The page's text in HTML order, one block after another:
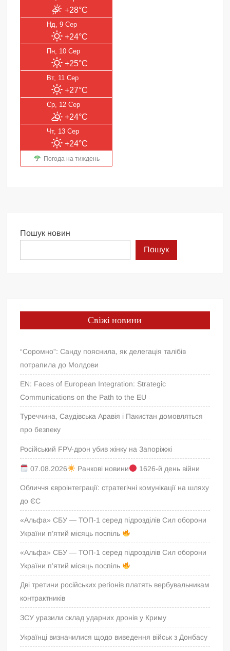
+28°C
Нд, 9 Сер
+24°C
Пн, 10 Сер
+25°C
Вт, 11 Сер
+27°C
Ср, 12 Сер
+24°C
Чт, 13 Сер
+24°C
Погода на тиждень
Пошук новин
Пошук
Свіжі новини
“Соромно”: Санду пояснила, як делегація талібів
потрапила до Молдови
EN: Faces of European Integration: Strategic
Communications on the Path to the EU
Туреччина, Саудівська Аравія і Пакистан домовляться
про безпеку
Російський FPV-дрон убив жінку на Запоріжжі
07.08.2026 Ранкові новини 1626-й день війни
Обличчя євроінтеграції: стратегічні комунікації на шляху
до ЄС
«Альфа» СБУ — ТОП-1 серед підрозділів Сил оборони
України п’ятий місяць поспіль
«Альфа» СБУ — ТОП-1 серед підрозділів Сил оборони
України п’ятий місяць поспіль
Дві третини російських регіонів платять вербувальникам
контрактників
ЗСУ уразили склад ударних дронів у Криму
Українці визначилися щодо виведення військ з Донбасу